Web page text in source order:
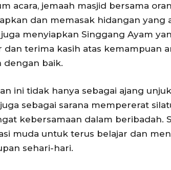
acara, jemaah masjid bersama
dan memasak hidangan yang
menyiapkan Singgang Ayam
dan terima kasih atas kemampuan
dengan baik.
ini tidak hanya sebagai ajang
sebagai sarana mempererat
kebersamaan dalam beribadah.
muda untuk terus belajar dan
sehari-hari.